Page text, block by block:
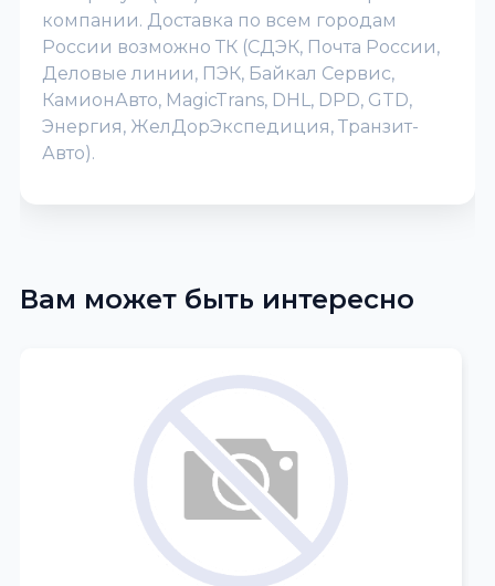
компании. Доставка по всем городам
России возможно ТК (СДЭК, Почта России,
Деловые линии, ПЭК, Байкал Сервис,
КамионАвто, MagicTrans, DHL, DPD, GTD,
Энергия, ЖелДорЭкспедиция, Транзит-
Авто).
Вам может быть интересно